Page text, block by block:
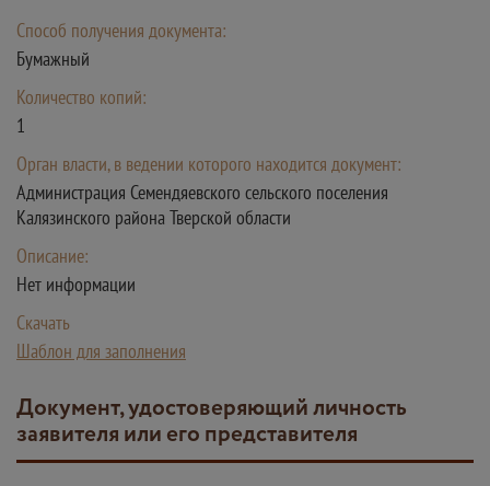
Способ получения документа:
Бумажный
Количество копий:
1
Орган власти, в ведении которого находится документ:
Администрация Семендяевского сельского поселения
Калязинского района Тверской области
Описание:
Нет информации
Скачать
Шаблон для заполнения
Документ, удостоверяющий личность
заявителя или его представителя